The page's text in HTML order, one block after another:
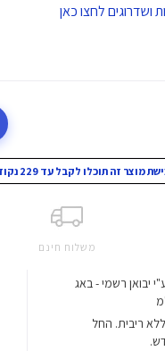
לחצו כאן
מוצר זה תוכלו לקבל עד 229 נקודות מועדון!
משלוח חינם
יבואן רשמי - באג
החל